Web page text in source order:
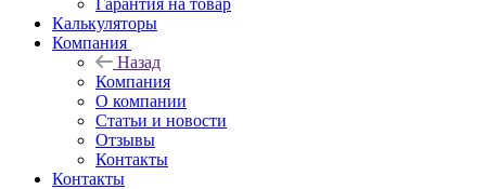
Гарантия на товар
Калькуляторы
Компания
Назад
Компания
О компании
Статьи и новости
Отзывы
Контакты
Контакты